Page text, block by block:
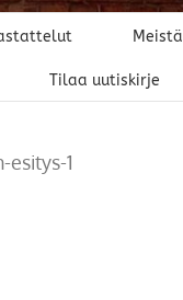
Meistä
Tilaa uutiskirje
1